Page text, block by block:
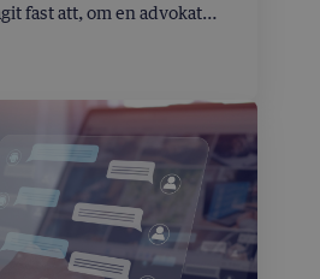
fast att, om en advokat
vikt som läggs vid
bedömning och